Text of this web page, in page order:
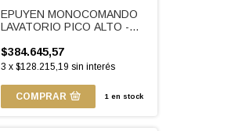
EPUYEN MONOCOMANDO
LAVATORIO PICO ALTO -
$384.645,57
3 x $128.215,19 sin interés
COMPRAR 1en stock